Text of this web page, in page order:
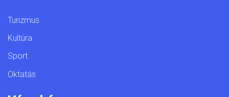
Turizmus
Kultúra
Sport
Oktatás